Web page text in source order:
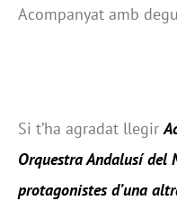
Acompanyat amb
Si t’ha agradat llegir
Orquestra Andalusí del
protagonistes d’una